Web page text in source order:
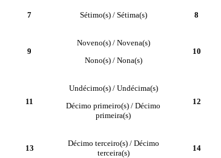
7 Sétimo(s) / Sétima(s) 8
9
Noveno(s) / Novena(s)
Nono(s) / Nona(s)
10
11
Undécimo(s) / Undécima(s)
Décimo primeiro(s) / Décimo
primeira(s)
12
13
Décimo terceiro(s) / Décimo
terceira(s)
14